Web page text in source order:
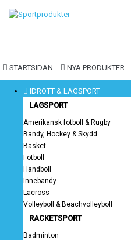
STARTSIDAN NYA PRODUKTER
IDROTT & LAGSPORT
LAGSPORT
Amerikansk fotboll & Rugby
Bandy, Hockey & Skydd
Basket
Fotboll
Handboll
Innebandy
Lacross
Volleyboll & Beachvolleyboll
RACKETSPORT
Badminton